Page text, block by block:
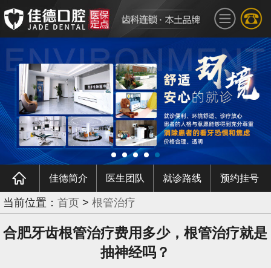
佳德简介 医生团队 就诊路线 预约挂号
当前位置： 首页 > 根管治疗
合肥牙齿根管治疗费用多少，根管治疗就是
抽神经吗？